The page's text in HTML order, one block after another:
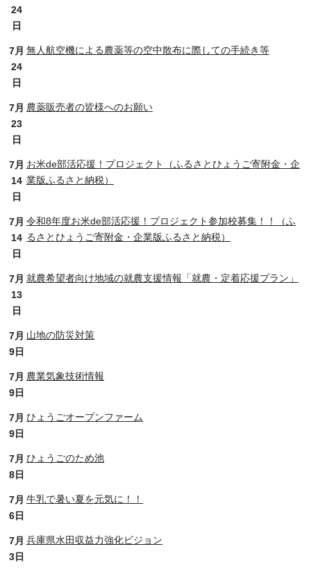
24
日
7月
24
日
無人航空機による農薬等の空中散布に際しての手続き等
7月
23
日
農薬販売者の皆様へのお願い
7月
14
日
お米de部活応援！プロジェクト（ふるさとひょうご寄附金・企
業版ふるさと納税）
7月
14
日
令和8年度お米de部活応援！プロジェクト参加校募集！！（ふ
るさとひょうご寄附金・企業版ふるさと納税）
7月
13
日
就農希望者向け地域の就農支援情報「就農・定着応援プラン」
7月
9日
山地の防災対策
7月
9日
農業気象技術情報
7月
9日
ひょうごオープンファーム
7月
8日
ひょうごのため池
7月
6日
牛乳で暑い夏を元気に！！
7月
3日
兵庫県水田収益力強化ビジョン